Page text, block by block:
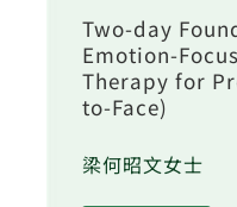
Two-day
Emotion-
Therapy for
to-Face)
梁何昭文女士